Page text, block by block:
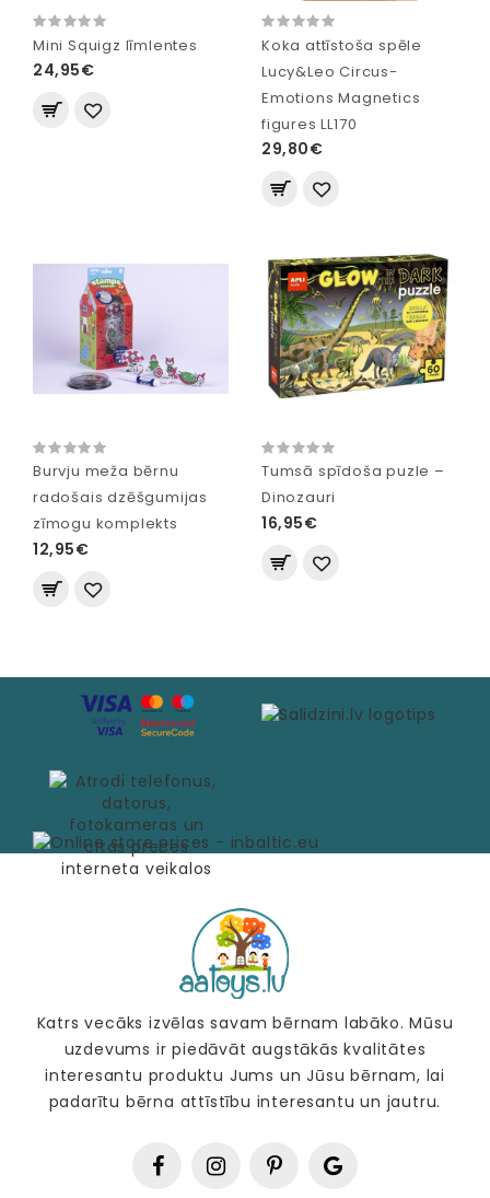
Mini Squigz līmlentes
24,95€
Koka attīstoša spēle
Lucy&Leo Circus-
Emotions Magnetics
figures LL170
29,80€
Burvju meža bērnu
radošais dzēšgumijas
zīmogu komplekts
12,95€
Tumsā spīdoša puzle –
Dinozauri
16,95€
Katrs vecāks izvēlas savam bērnam labāko. Mūsu
uzdevums ir piedāvāt augstākās kvalitātes
interesantu produktu Jums un Jūsu bērnam, lai
padarītu bērna attīstību interesantu un jautru.